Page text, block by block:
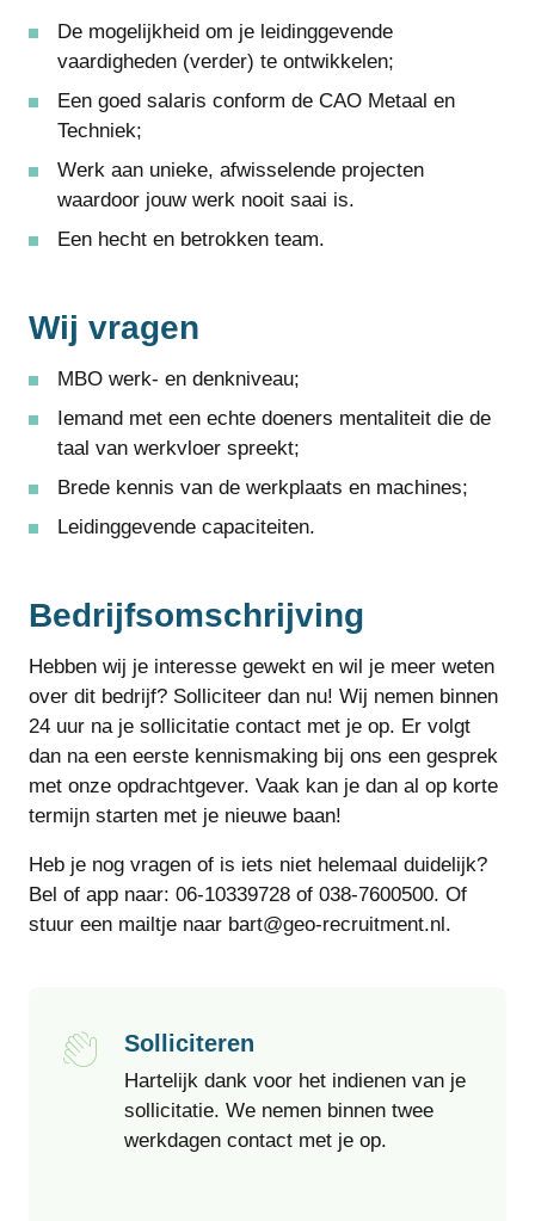
De mogelijkheid om je leidinggevende
vaardigheden (verder) te ontwikkelen;
Een goed salaris conform de CAO Metaal en
Techniek;
Werk aan unieke, afwisselende projecten
waardoor jouw werk nooit saai is.
Een hecht en betrokken team.
Wij vragen
MBO werk- en denkniveau;
Iemand met een echte doeners mentaliteit die de
taal van werkvloer spreekt;
Brede kennis van de werkplaats en machines;
Leidinggevende capaciteiten.
Bedrijfsomschrijving
Hebben wij je interesse gewekt en wil je meer weten
over dit bedrijf? Solliciteer dan nu! Wij nemen binnen
24 uur na je sollicitatie contact met je op. Er volgt
dan na een eerste kennismaking bij ons een gesprek
met onze opdrachtgever. Vaak kan je dan al op korte
termijn starten met je nieuwe baan!
Heb je nog vragen of is iets niet helemaal duidelijk?
Bel of app naar: 06-10339728 of 038-7600500. Of
stuur een mailtje naar bart@geo-recruitment.nl.
Solliciteren
Hartelijk dank voor het indienen van je
sollicitatie. We nemen binnen twee
werkdagen contact met je op.